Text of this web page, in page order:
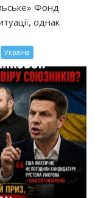
Фонд
однак
Україна